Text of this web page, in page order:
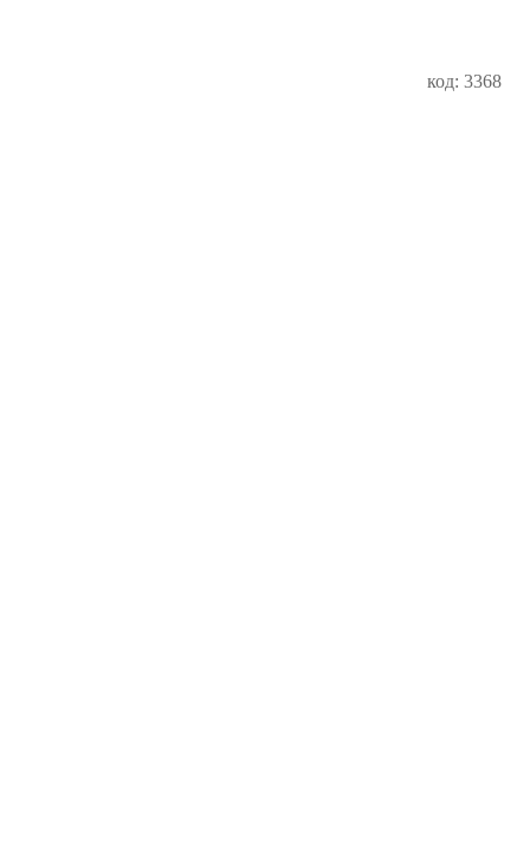
код: 3368